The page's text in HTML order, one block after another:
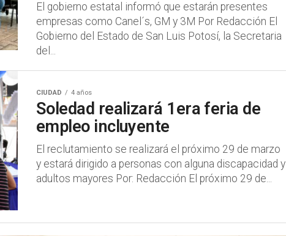
El gobierno estatal informó que estarán presentes
empresas como Canel´s, GM y 3M Por Redacción El
Gobierno del Estado de San Luis Potosí, la Secretaria
del...
CIUDAD 4 años
Soledad realizará 1era feria de
empleo incluyente
El reclutamiento se realizará el próximo 29 de marzo
y estará dirigido a personas con alguna discapacidad y
adultos mayores Por: Redacción El próximo 29 de...